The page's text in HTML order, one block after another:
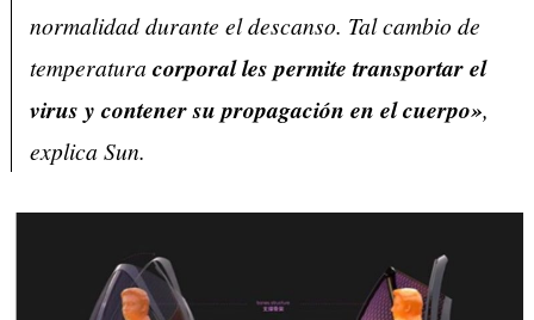
normalidad durante el descanso. Tal cambio de
temperatura corporal les permite transportar el
virus y contener su propagación en el cuerpo»,
explica Sun.